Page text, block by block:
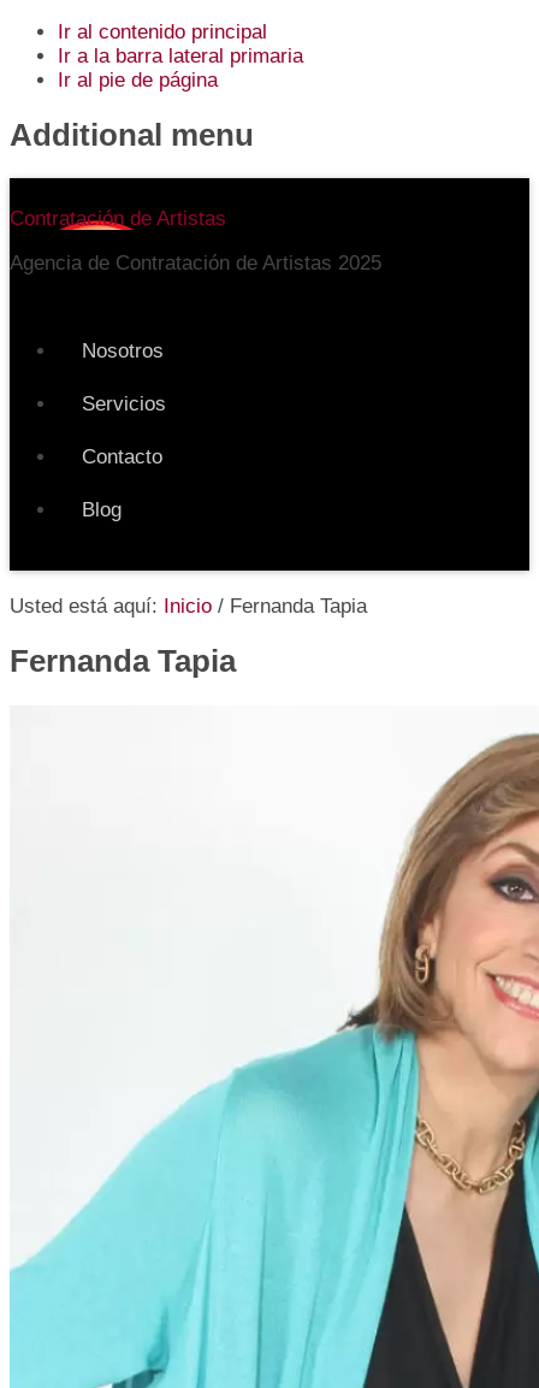
Ir al contenido principal
Ir a la barra lateral primaria
Ir al pie de página
Additional menu
Contratación de Artistas
Agencia de Contratación de Artistas 2025
Nosotros
Servicios
Contacto
Blog
Usted está aquí: Inicio / Fernanda Tapia
Fernanda Tapia